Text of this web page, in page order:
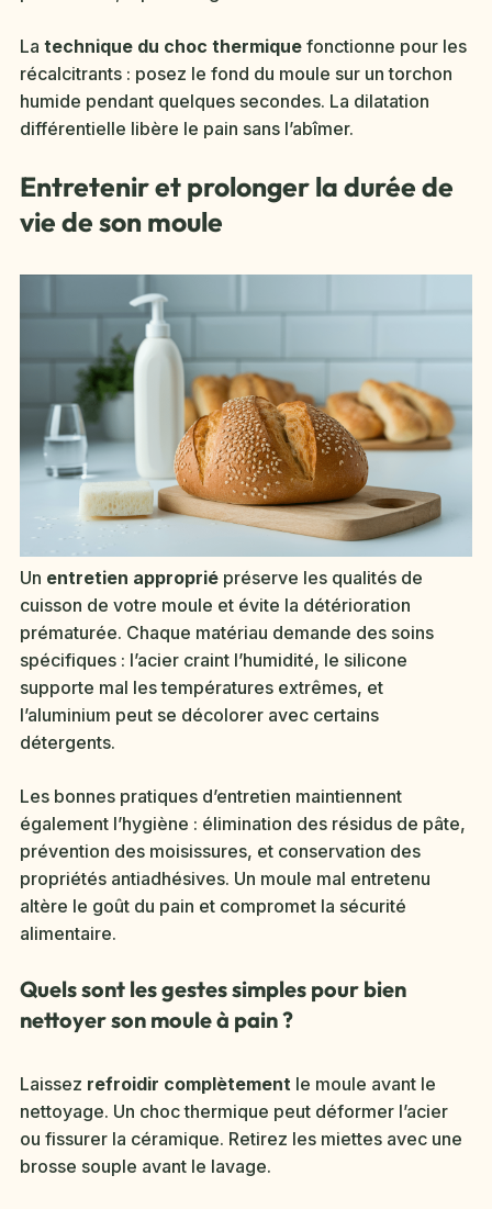
La technique du choc thermique fonctionne pour les
récalcitrants : posez le fond du moule sur un torchon
humide pendant quelques secondes. La dilatation
différentielle libère le pain sans l’abîmer.
Entretenir et prolonger la durée de
vie de son moule
Un entretien approprié préserve les qualités de
cuisson de votre moule et évite la détérioration
prématurée. Chaque matériau demande des soins
spécifiques : l’acier craint l’humidité, le silicone
supporte mal les températures extrêmes, et
l’aluminium peut se décolorer avec certains
détergents.
Les bonnes pratiques d’entretien maintiennent
également l’hygiène : élimination des résidus de pâte,
prévention des moisissures, et conservation des
propriétés antiadhésives. Un moule mal entretenu
altère le goût du pain et compromet la sécurité
alimentaire.
Quels sont les gestes simples pour bien
nettoyer son moule à pain ?
Laissez refroidir complètement le moule avant le
nettoyage. Un choc thermique peut déformer l’acier
ou fissurer la céramique. Retirez les miettes avec une
brosse souple avant le lavage.